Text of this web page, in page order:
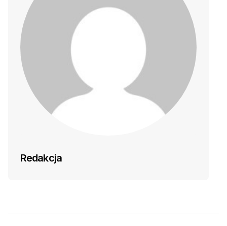
Redakcja